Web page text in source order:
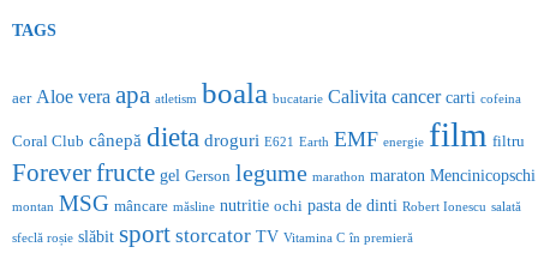
TAGS
aer Aloe vera apa atletism boala bucatarie Calivita cancer carti cofeina
Coral Club cânepă dieta droguri E621 Earth EMF energie film filtru
Foreverfructe gel Gerson legume marathon maraton Mencinicopschi
montan MSG mâncare măsline nutritie ochi pasta de dinti Robert Ionescu salată
sfeclă roșie slăbit sport storcator TV Vitamina C în premieră